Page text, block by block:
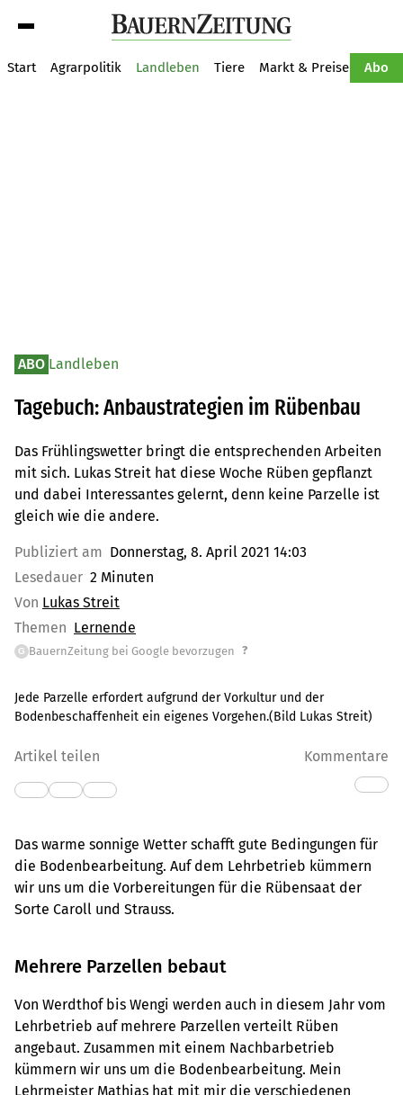
Start Agrarpolitik Landleben Tiere Markt & Preise Abo
ABO Landleben
Tagebuch: Anbaustrategien im Rübenbau
Das Frühlingswetter bringt die entsprechenden Arbeiten
mit sich. Lukas Streit hat diese Woche Rüben gepflanzt
und dabei Interessantes gelernt, denn keine Parzelle ist
gleich wie die andere.
Publiziert am Donnerstag, 8. April 2021 14:03
Lesedauer 2 Minuten
Von Lukas Streit
Themen Lernende
G BauernZeitung bei Google bevorzugen ?
Jede Parzelle erfordert aufgrund der Vorkultur und der
Bodenbeschaffenheit ein eigenes Vorgehen.(Bild Lukas Streit)
Artikel teilen Kommentare
Das warme sonnige Wetter schafft gute Bedingungen für
die Bodenbearbeitung. Auf dem Lehrbetrieb kümmern
wir uns um die Vorbereitungen für die Rübensaat der
Sorte Caroll und Strauss.
Mehrere Parzellen bebaut
Von Werdthof bis Wengi werden auch in diesem Jahr vom
Lehrbetrieb auf mehrere Parzellen verteilt Rüben
angebaut. Zusammen mit einem Nachbarbetrieb
kümmern wir uns um die Bodenbearbeitung. Mein
Lehrmeister Mathias hat mit mir die verschiedenen